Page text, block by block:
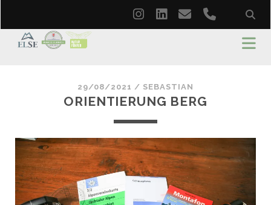
instagram
linkedin
emailphone
29/08/2021 / SEBASTIAN
ORIENTIERUNG BERG